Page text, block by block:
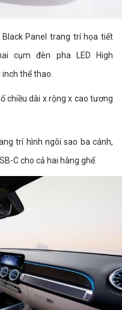
Panel trang trí họa tiết
cụm đèn pha LED High
thể thao.
chiều dài x rộng x cao tương
trí hình ngôi sao ba cánh,
C cho cả hai hàng ghế.